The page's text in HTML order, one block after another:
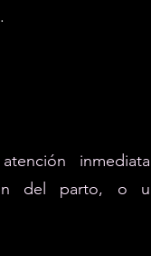
del parto, o